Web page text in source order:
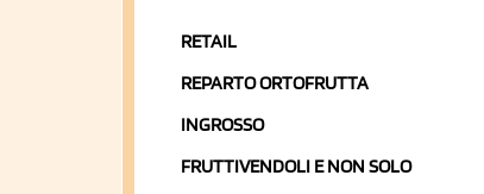
RETAIL
REPARTO ORTOFRUTTA
INGROSSO
FRUTTIVENDOLI E NON SOLO